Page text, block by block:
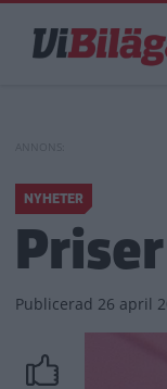
huvudinnehåll
NYHETER
Publicerad 26 april